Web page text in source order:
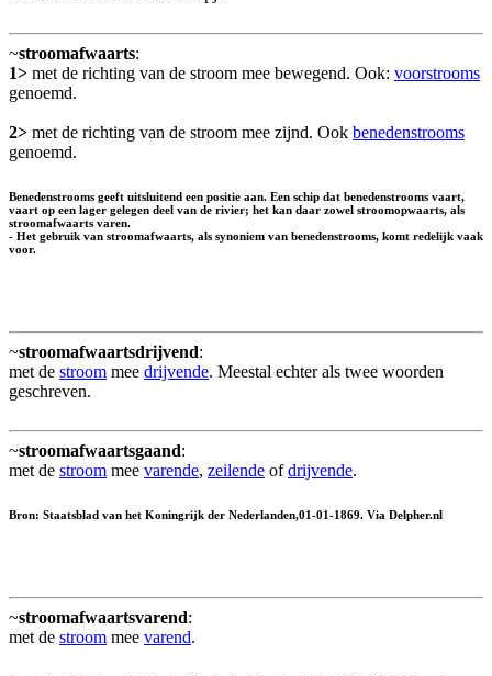
~stroomafwaarts:
1> met de richting van de stroom mee bewegend. Ook: voorstrooms
genoemd.
2> met de richting van de stroom mee zijnd. Ook benedenstrooms
genoemd.
Benedenstrooms geeft uitsluitend een positie aan. Een schip dat benedenstrooms vaart,
vaart op een lager gelegen deel van de rivier; het kan daar zowel stroomopwaarts, als
stroomafwaarts varen.
- Het gebruik van stroomafwaarts, als synoniem van benedenstrooms, komt redelijk vaak
voor.
~stroomafwaartsdrijvend:
met de stroom mee drijvende. Meestal echter als twee woorden
geschreven.
~stroomafwaartsgaand:
met de stroom mee varende, zeilende ofdrijvende.
Bron: Staatsblad van het Koningrijk der Nederlanden,01-01-1869. Via Delpher.nl
~stroomafwaartsvarend:
met de stroom mee varend.